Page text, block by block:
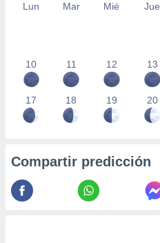
Lun Mar Mié Jue
10 11 12 13
17 18 19 20
Compartir predicción